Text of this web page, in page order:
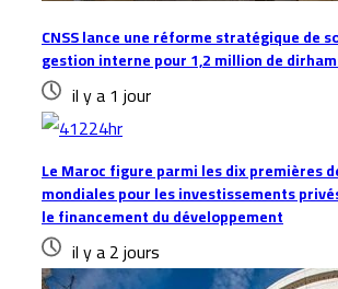
CNSS lance une réforme stratégique de
gestion interne pour 1,2 million de
il y a 1 jour
Le Maroc figure parmi les dix premières
mondiales pour les investissements
le financement du développement
il y a 2 jours